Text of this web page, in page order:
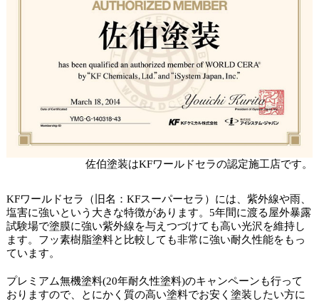
佐伯塗装はKFワールドセラの認定施工店です。
KFワールドセラ（旧名：KFスーパーセラ）には、紫外線や雨、
塩害に強いという大きな特徴があります。5年間に渡る屋外暴露
試験場で塗膜に強い紫外線を与えつづけても高い光沢を維持し
ます。フッ素樹脂塗料と比較しても非常に強い耐久性能をもっ
ています。
プレミアム無機塗料(20年耐久性塗料)のキャンペーンも行って
おりますので、とにかく質の高い塗料でお安く塗装したい方に